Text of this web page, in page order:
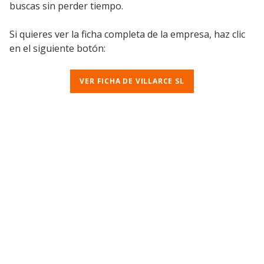
buscas sin perder tiempo.
Si quieres ver la ficha completa de la empresa, haz clic
en el siguiente botón:
VER FICHA DE VILLARCE SL